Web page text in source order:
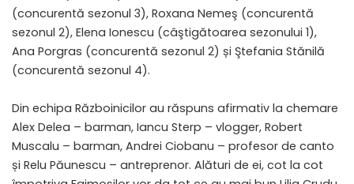
(concurentă sezonul 3), Roxana Nemeş (concurentă
sezonul 2), Elena Ionescu (câştigătoarea sezonului 1),
Ana Porgras (concurentă sezonul 2) și Ştefania Stănilă
(concurentă sezonul 4).
Din echipa Războinicilor au răspuns afirmativ la chemare
Alex Delea – barman, Iancu Sterp – vlogger, Robert
Muscalu – barman, Andrei Ciobanu – profesor de canto
și Relu Păunescu – antreprenor. Alături de ei, cot la cot